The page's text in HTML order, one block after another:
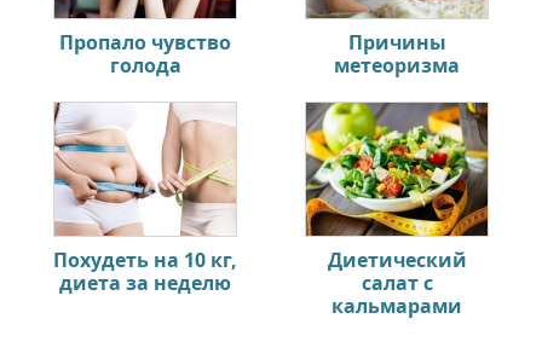
Пропало чувство
голода
Причины
метеоризма
Похудеть на 10 кг,
диета за неделю
Диетический
салат с
кальмарами